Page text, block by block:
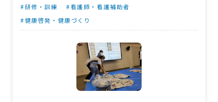
して定期的に行なっています。
済生会唯一の精神科単科病院である当院は現
〈埼玉〉加須病院の感染管理認定看
護師、小美野勝副看護部長と新井博美看護師を
講師に迎え、感染ラウンド（病棟巡視）と集合
研修を実施しました。
#研修・訓練
#看護師・看護補助者
#健康啓発・健康づくり